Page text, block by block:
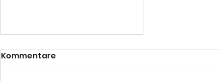
Kommentare